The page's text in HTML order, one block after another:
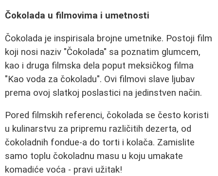
Čokolada u filmovima i umetnosti
Čokolada je inspirisala brojne umetnike. Postoji film
koji nosi naziv "Čokolada" sa poznatim glumcem,
kao i druga filmska dela poput meksičkog filma
"Kao voda za čokoladu". Ovi filmovi slave ljubav
prema ovoj slatkoj poslastici na jedinstven način.
Pored filmskih referenci, čokolada se često koristi
u kulinarstvu za pripremu različitih dezerta, od
čokoladnih fondue-a do torti i kolača. Zamislite
samo toplu čokoladnu masu u koju umakate
komadiće voća - pravi užitak!